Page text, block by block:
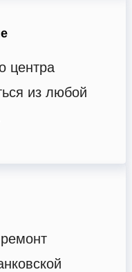
центра
из любой